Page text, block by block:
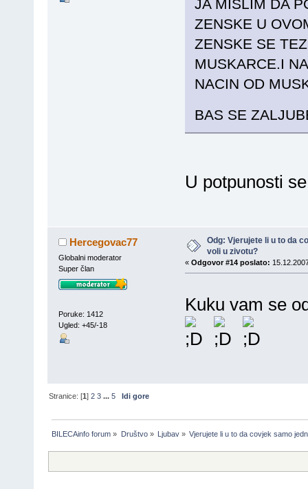
JA MISLIM DA
ZENSKE U
ZENSKE SE
MUSKARCE.I
NACIN OD
BAS SE
U potpunosti
Hercegovac77
Globalni moderator
Super član
Poruke: 1412
Ugled: +45/-18
Odg: Vjerujete li u to da
voli u zivotu?
« Odgovor #14 poslato:
Kuku vam se
Stranice: [1]2 3 ...5 Idi gore
BILECAinfo forum » Društvo» Ljubav» Vjerujete li u to da covjek samo